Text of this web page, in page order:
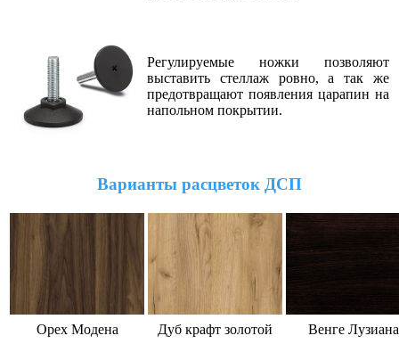
Регулируемые ножки позволяют
выставить стеллаж ровно, а так же
предотвращают появления царапин на
напольном покрытии.
Варианты расцветок ДСП
Орех Модена Дуб крафт золотой Венге Лузиана